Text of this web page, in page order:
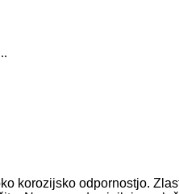
korozijsko odpornostjo.